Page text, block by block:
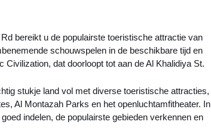
bereikt u de populairste toeristische attractie van
schouwspelen in de beschikbare tijd en
dat doorloopt tot aan de Al Khalidiya St.
stukje land vol met diverse toeristische attracties,
Al Montazah Parks en het openluchtamfitheater. In
indelen, de populairste gebieden verkennen en